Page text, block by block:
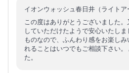
イオンウォッシュ春日井（ライト
この度はありがとうございました
していただけたようで安心いたし
ものなので、ふんわり感をお楽し
れることはいつでもご相談下さい。
た。